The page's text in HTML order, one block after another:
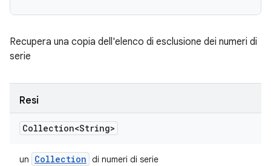
Recupera una copia dell'elenco di esclusione dei numeri di
serie
Resi
Collection<String>
un Collection di numeri di serie